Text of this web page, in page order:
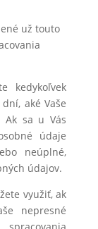
už touto
kedykoľvek
aké Vaše
Ak sa u Vás
údaje
neúplné,
údajov.
využiť, ak
nepresné